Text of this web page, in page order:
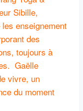
Sibille,
enseignement
des
toujours à
Gaëlle
vivre, un
du moment